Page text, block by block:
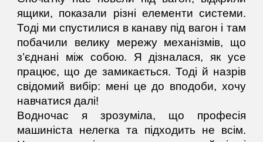
ящики, показали різні елементи системи.
Тоді ми спустилися в канаву під вагон і там
побачили велику мережу механізмів, що
з’єднані між собою. Я дізналася, як усе
працює, що де замикається. Тоді й назрів
свідомий вибір: мені це до вподоби, хочу
навчатися далі!
Водночас я зрозуміла, що професія
машиніста нелегка та підходить не всім.